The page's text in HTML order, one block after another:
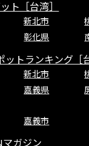
ト［台湾］
新北市
彰化県
ットランキング［
新北市
嘉義県
嘉義市
マガジン